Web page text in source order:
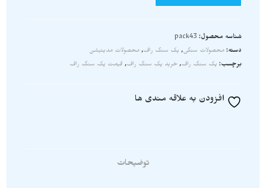
شناسه محصول: pack43
دسته:محصولات سنگی, پک سنگ راف,محصولات مدیتیشن
برچسب: پک سنگ راف, خرید پک سنگ راف, قیمت پک سنگ راف
افزودن به علاقه مندی ها
توضیحات